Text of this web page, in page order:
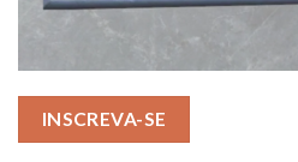
INSCREVA-SE